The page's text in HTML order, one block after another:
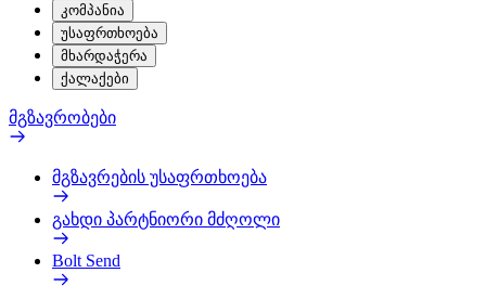
კომპანია
უსაფრთხოება
მხარდაჭერა
ქალაქები
მგზავრობები
მგზავრების უსაფრთხოება
გახდი პარტნიორი მძღოლი
Bolt Send